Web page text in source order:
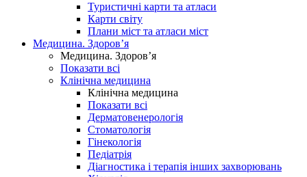
Туристичні карти та атласи
Карти світу
Плани міст та атласи міст
Медицина. Здоров’я
Медицина. Здоров’я
Показати всі
Клінічна медицина
Клінічна медицина
Показати всі
Дерматовенерологія
Стоматологія
Гінекологія
Педіатрія
Діагностика і терапія інших захворювань